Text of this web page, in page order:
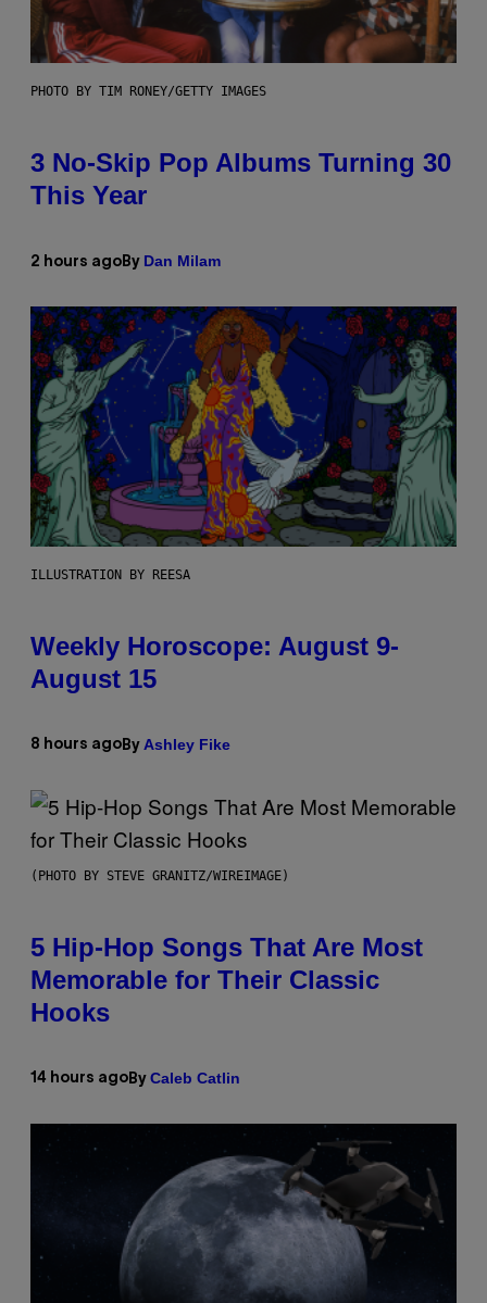
PHOTO BY TIM RONEY/GETTY IMAGES
3 No-Skip Pop Albums Turning 30
This Year
2 hours ago By Dan Milam
ILLUSTRATION BY REESA
Weekly Horoscope: August 9-
August 15
8 hours ago By Ashley Fike
(PHOTO BY STEVE GRANITZ/WIREIMAGE)
5 Hip-Hop Songs That Are Most
Memorable for Their Classic
Hooks
14 hours ago By Caleb Catlin